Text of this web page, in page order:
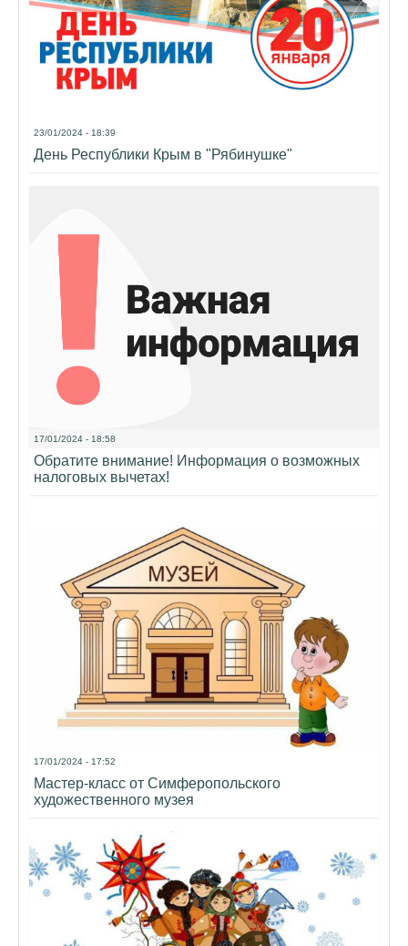
23/01/2024 - 18:39
День Республики Крым в "Рябинушке"
17/01/2024 - 18:58
Обратите внимание! Информация о возможных
налоговых вычетах!
17/01/2024 - 17:52
Мастер-класс от Симферопольского
художественного музея